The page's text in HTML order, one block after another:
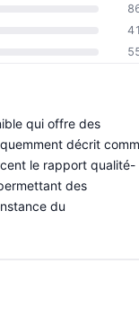
41
qui offre des
décrit
le rapport qualité-
des
du